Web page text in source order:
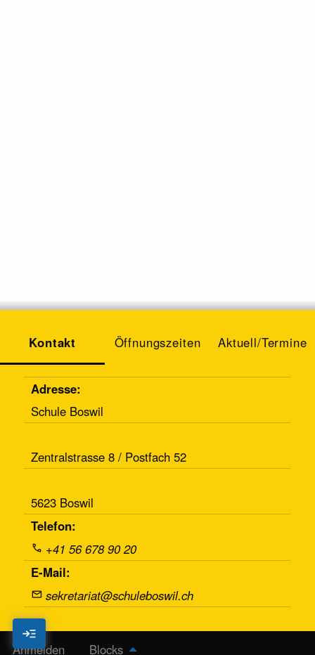
read_more
Kontakt Öffnungszeiten Aktuell/Termine
Adresse:
Schule Boswil
Zentralstrasse 8 / Postfach 52
5623 Boswil
Telefon:
+41 56 678 90 20
E-Mail:
sekretariat@schuleboswil.ch
Benutzermenü
Anmelden Blocks